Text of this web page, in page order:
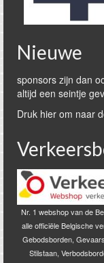
Nieuwe
sponsors zijn dan
altijd een seintje
Druk hier om naar
Nr. 1 webshop van de
alle officiële Belgische
Gebodsborden,
Stilstaan,